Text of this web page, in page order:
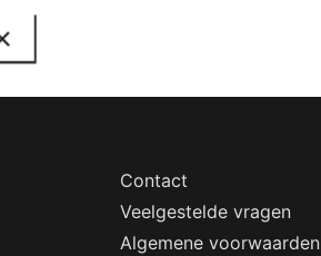
Contact
Veelgestelde vragen
Algemene voorwaarden